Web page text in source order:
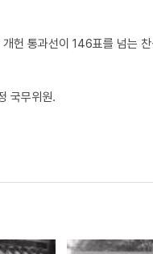
헌 통과선이 146표를 넘는 찬
국무위원.